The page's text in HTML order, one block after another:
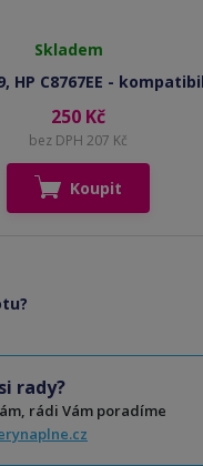
Skladem
HP C8767EE -
250 Kč
bez DPH 207 Kč
Koupit
rady?
rádi Vám poradíme